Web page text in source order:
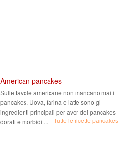
American pancakes
Sulle tavole americane non mancano mai i
pancakes. Uova, farina e latte sono gli
ingredienti principali per aver dei pancakes
dorati e morbidi ...
Tutte le ricette pancakes